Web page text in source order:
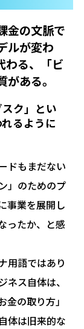
金の文脈で
ルが変わ
わる、「ビ
ある。
ク」とい
るように
ドもまだない
」のためのプ
事業を展開し
ったか、と感
用語ではあり
ス自体は、
の取り方」
体は旧来的な